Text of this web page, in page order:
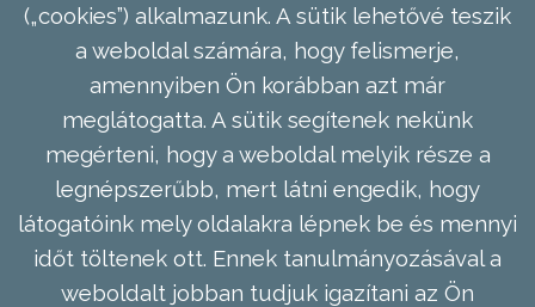
(„cookies”) alkalmazunk. A sütik lehetővé teszik
a weboldal számára, hogy felismerje,
amennyiben Ön korábban azt már
meglátogatta. A sütik segítenek nekünk
megérteni, hogy a weboldal melyik része a
legnépszerűbb, mert látni engedik, hogy
látogatóink mely oldalakra lépnek be és mennyi
időt töltenek ott. Ennek tanulmányozásával a
weboldalt jobban tudjuk igazítani az Ön